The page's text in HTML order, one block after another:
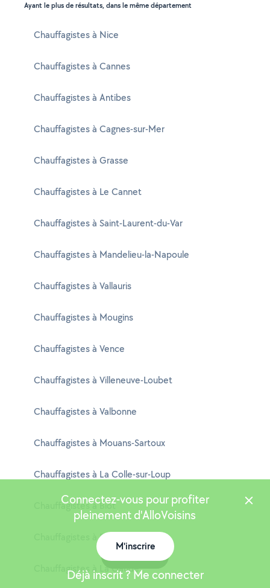
Ayant le plus de résultats, dans le même département
Chauffagistes à Nice
Chauffagistes à Cannes
Chauffagistes à Antibes
Chauffagistes à Cagnes-sur-Mer
Chauffagistes à Grasse
Chauffagistes à Le Cannet
Chauffagistes à Saint-Laurent-du-Var
Chauffagistes à Mandelieu-la-Napoule
Chauffagistes à Vallauris
Chauffagistes à Mougins
Chauffagistes à Vence
Chauffagistes à Villeneuve-Loubet
Chauffagistes à Valbonne
Chauffagistes à Mouans-Sartoux
Chauffagistes à La Colle-sur-Loup
Chauffagistes à Biot
Chauffagistes à Peymeinade
Chauffagistes à La Gaude
Connectez-vous pour profiter
pleinement d'AlloVoisins
M'inscrire
Déjà inscrit ? Me connecter